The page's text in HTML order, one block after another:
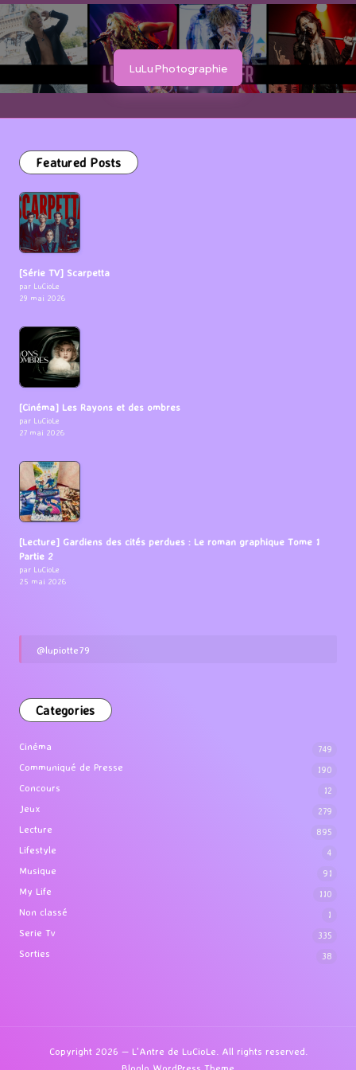
LuLu Photographie
Featured Posts
[Série TV] Scarpetta
par LuCioLe
29 mai 2026
[Cinéma] Les Rayons et des ombres
par LuCioLe
27 mai 2026
[Lecture] Gardiens des cités perdues : Le roman graphique Tome 1
Partie 2
par LuCioLe
25 mai 2026
@lupiotte79
Categories
Cinéma 749
Communiqué de Presse 190
Concours 12
Jeux 279
Lecture 895
Lifestyle 4
Musique 91
My Life 110
Non classé 1
Serie Tv 335
Sorties 38
Copyright 2026 — L'Antre de LuCioLe. All rights reserved.